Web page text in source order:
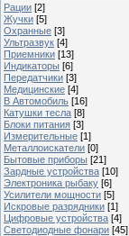
Рации [2]
Жучки [5]
Охранные [3]
Ультразвук [4]
Приемники [13]
Индикаторы [6]
Передатчики [3]
Медицинские [4]
В Автомобиль [16]
Катушки тесла [8]
Блоки питания [3]
Измерительные [1]
Металлоискатели [0]
Бытовые приборы [21]
Зардные устройства [10]
Электроника рыбаку [6]
Усилители мощности [5]
Искровые разрядники [1]
Цифровые устройства [4]
Светодиодные фонари [45]